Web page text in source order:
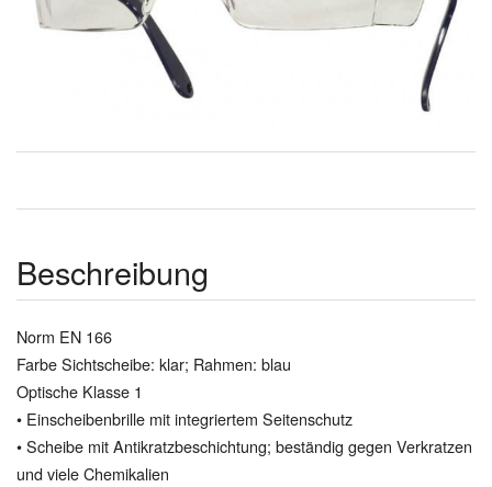
Beschreibung
Norm EN 166
Farbe Sichtscheibe: klar; Rahmen: blau
Optische Klasse 1
• Einscheibenbrille mit integriertem Seitenschutz
• Scheibe mit Antikratzbeschichtung; beständig gegen Verkratzen
und viele Chemikalien